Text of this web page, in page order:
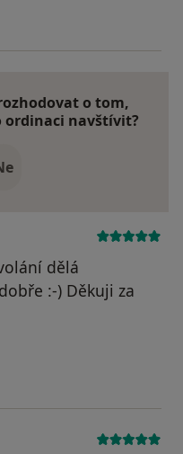
o tom,
ordinaci navštívit?
dělá
:-) Děkuji za
Váš účet byl odstraněn